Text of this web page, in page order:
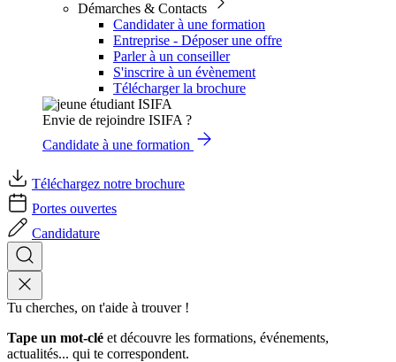
Démarches & Contacts
Candidater à une formation
Entreprise - Déposer une offre
Parler à un conseiller
S'inscrire à un évènement
Télécharger la brochure
Envie de rejoindre ISIFA ?
Candidate à une formation
Téléchargez notre brochure
Portes ouvertes
Candidature
Tu cherches, on t'aide à trouver !
Tape un mot-clé et découvre les formations, événements,
actualités... qui te correspondent.